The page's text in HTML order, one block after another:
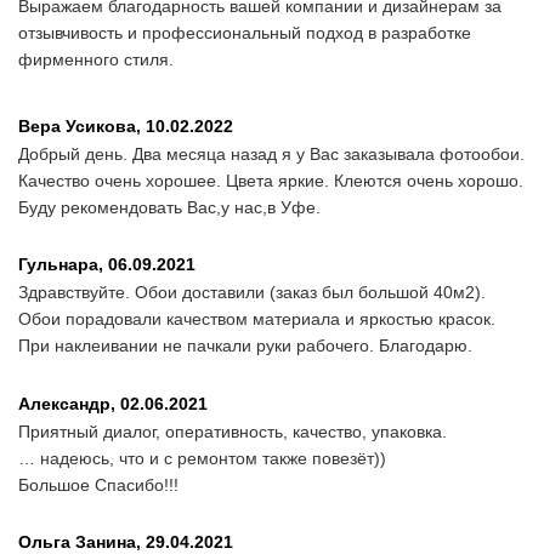
Выражаем благодарность вашей компании и дизайнерам за
отзывчивость и профессиональный подход в разработке
фирменного стиля.
Вера Усикова, 10.02.2022
Добрый день. Два месяца назад я у Вас заказывала фотообои.
Качество очень хорошее. Цвета яркие. Клеются очень хорошо.
Буду рекомендовать Вас,у нас,в Уфе.
Гульнара, 06.09.2021
Здравствуйте. Обои доставили (заказ был большой 40м2).
Обои порадовали качеством материала и яркостью красок.
При наклеивании не пачкали руки рабочего. Благодарю.
Александр, 02.06.2021
Приятный диалог, оперативность, качество, упаковка.
… надеюсь, что и с ремонтом также повезёт))
Большое Спасибо!!!
Ольга Занина, 29.04.2021